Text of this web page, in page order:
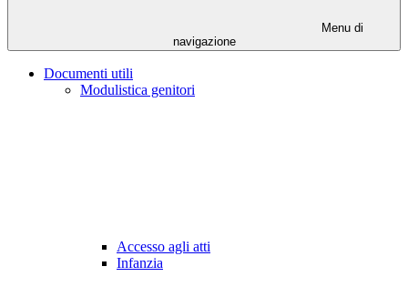
Menu di
navigazione
Documenti utili
Modulistica genitori
Accesso agli atti
Infanzia